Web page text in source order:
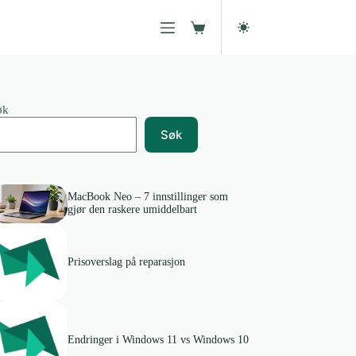
Handlekurv
Søk
MacBook Neo – 7 innstillinger som
gjør den raskere umiddelbart
Prisoverslag på reparasjon
Endringer i Windows 11 vs Windows 10